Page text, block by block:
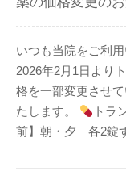
いつも当院をご利
2026年2月1日より
格を一部変更させ
たします。
トラ
前】朝・夕 各2錠